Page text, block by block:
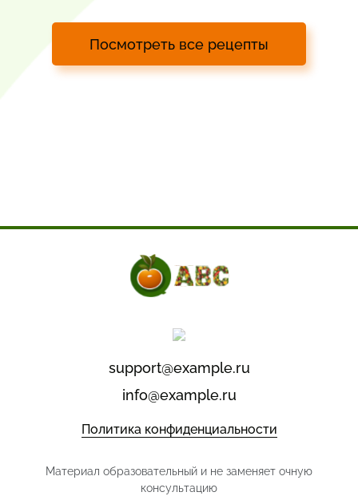
Посмотреть все рецепты
support@example.ru
info@example.ru
Политика конфиденциальности
Материал образовательный и не заменяет очную
консультацию